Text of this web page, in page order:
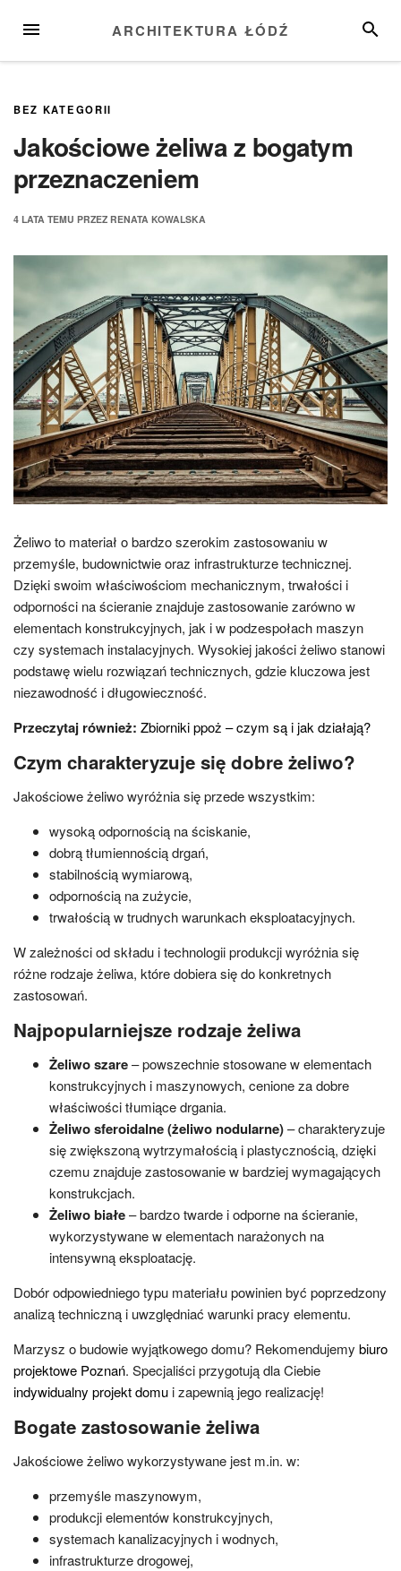
MENU ARCHITEKTURA ŁÓDŹ
BEZ KATEGORII
Jakościowe żeliwa z bogatym
przeznaczeniem
4 LATA TEMU PRZEZ RENATA KOWALSKA
Żeliwo to materiał o bardzo szerokim zastosowaniu w
przemyśle, budownictwie oraz infrastrukturze technicznej.
Dzięki swoim właściwościom mechanicznym, trwałości i
odporności na ścieranie znajduje zastosowanie zarówno w
elementach konstrukcyjnych, jak i w podzespołach maszyn
czy systemach instalacyjnych. Wysokiej jakości żeliwo stanowi
podstawę wielu rozwiązań technicznych, gdzie kluczowa jest
niezawodność i długowieczność.
Przeczytaj również: Zbiorniki ppoż – czym są i jak działają?
Czym charakteryzuje się dobre żeliwo?
Jakościowe żeliwo wyróżnia się przede wszystkim:
wysoką odpornością na ściskanie,
dobrą tłumiennością drgań,
stabilnością wymiarową,
odpornością na zużycie,
trwałością w trudnych warunkach eksploatacyjnych.
W zależności od składu i technologii produkcji wyróżnia się
różne rodzaje żeliwa, które dobiera się do konkretnych
zastosowań.
Najpopularniejsze rodzaje żeliwa
Żeliwo szare– powszechnie stosowane w elementach
konstrukcyjnych i maszynowych, cenione za dobre
właściwości tłumiące drgania.
Żeliwo sferoidalne (żeliwo nodularne)– charakteryzuje
się zwiększoną wytrzymałością i plastycznością, dzięki
czemu znajduje zastosowanie w bardziej wymagających
konstrukcjach.
Żeliwo białe– bardzo twarde i odporne na ścieranie,
wykorzystywane w elementach narażonych na
intensywną eksploatację.
Dobór odpowiedniego typu materiału powinien być poprzedzony
analizą techniczną i uwzględniać warunki pracy elementu.
Marzysz o budowie wyjątkowego domu? Rekomendujemy biuro
projektowe Poznań. Specjaliści przygotują dla Ciebie
indywidualny projekt domui zapewnią jego realizację!
Bogate zastosowanie żeliwa
Jakościowe żeliwo wykorzystywane jest m.in. w:
przemyśle maszynowym,
produkcji elementów konstrukcyjnych,
systemach kanalizacyjnych i wodnych,
infrastrukturze drogowej,